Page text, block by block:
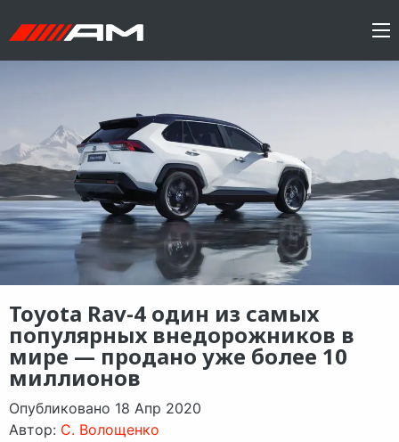
Toyota Rav-4 один из самых
популярных внедорожников в
мире — продано уже более 10
миллионов
Опубликовано 18 Апр 2020
Автор: C. Волощенко